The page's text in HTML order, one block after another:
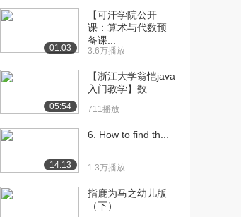
[12] 浙江大学公开课：变
6.8万播放
07:28
[13] 浙江大学公开课：变
03:03
[14] 浙江大学公开课：常
08:31
[15] 浙江大学公开课：浮
13:26
01:03
【可汗学院公开
课：算术与代数预
备课...
3.6万播放
05:54
【浙江大学翁恺java
入门教学】数...
711播放
14:13
6. How to find th...
1.3万播放
指鹿为马之幼儿版
（下）